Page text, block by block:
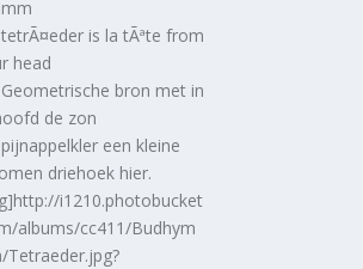
is la tÃªte from
head
bron met in
de zon
een kleine
driehoek hier.
i1210.photobucket
albums/cc411/Budhym
Tetraeder.jpg?